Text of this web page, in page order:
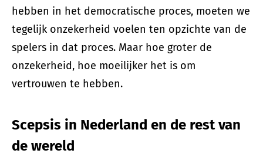
hebben in het democratische proces, moeten we
tegelijk onzekerheid voelen ten opzichte van de
spelers in dat proces. Maar hoe groter de
onzekerheid, hoe moeilijker het is om
vertrouwen te hebben.
Scepsis in Nederland en de rest van
de wereld